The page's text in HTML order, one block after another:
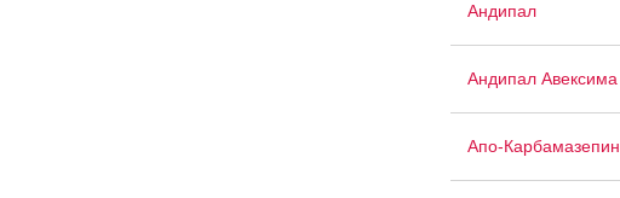
Андипал
Андипал Авексима
Апо-Карбамазепин